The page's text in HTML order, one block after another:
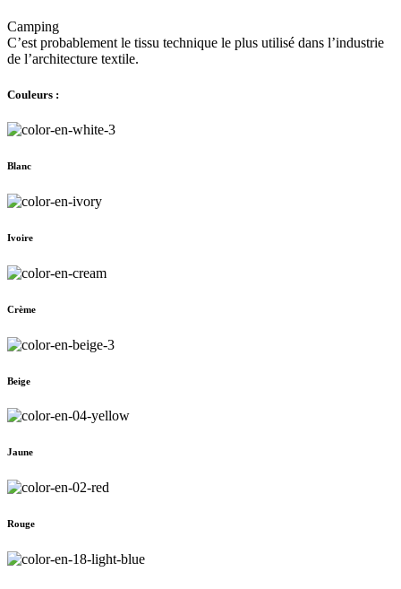
Camping
C’est probablement le tissu technique le plus utilisé dans l’industrie
de l’architecture textile.
Couleurs :
Blanc
Ivoire
Crème
Beige
Jaune
Rouge